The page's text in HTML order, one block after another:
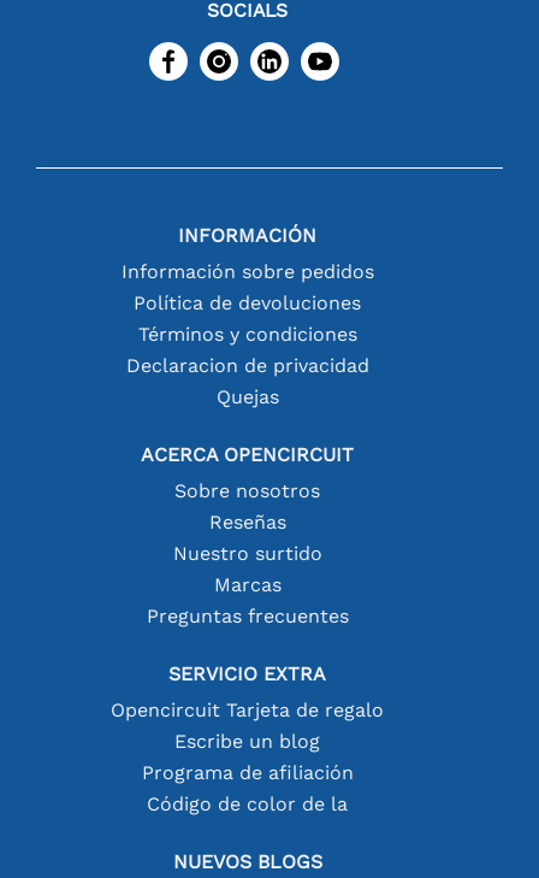
SOCIALS
INFORMACIÓN
Información sobre pedidos
Política de devoluciones
Términos y condiciones
Declaracion de privacidad
Quejas
ACERCA OPENCIRCUIT
Sobre nosotros
Reseñas
Nuestro surtido
Marcas
Preguntas frecuentes
SERVICIO EXTRA
Opencircuit Tarjeta de regalo
Escribe un blog
Programa de afiliación
Código de color de la
NUEVOS BLOGS